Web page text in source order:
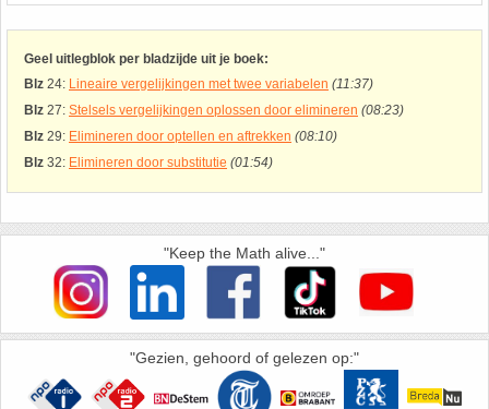
Geel uitlegblok per bladzijde uit je boek:
Blz 24: Lineaire vergelijkingen met twee variabelen (11:37)
Blz 27: Stelsels vergelijkingen oplossen door elimineren (08:23)
Blz 29: Elimineren door optellen en aftrekken (08:10)
Blz 32: Elimineren door substitutie (01:54)
"Keep the Math alive..."
"Gezien, gehoord of gelezen op:"
30. Sinus
31. Sinusregel
32. Standaarddeviatie
33. Stelling van fermat
34. Stelling van Pythagoras
35. Symmetrie
36. Tangens van een hoek